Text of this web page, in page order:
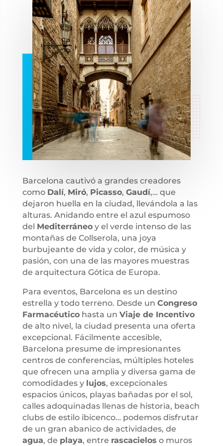
Barcelona cautivó a grandes creadores
como Dalí, Miró, Picasso, Gaudí,… que
dejaron huella en la ciudad, llevándola a las
alturas. Anidando entre el azul espumoso
del Mediterráneoy el verde intenso de las
montañas de Collserola, una joya
burbujeante de vida y color, de música y
pasión, con una de las mayores muestras
de arquitectura Gótica de Europa.
Para eventos, Barcelona es un destino
estrella y todo terreno. Desde un Congreso
Farmacéuticohasta un Viaje de Incentivo
de alto nivel, la ciudad presenta una oferta
excepcional. Fácilmente accesible,
Barcelona presume de impresionantes
centros de conferencias, múltiples hoteles
que ofrecen una amplia y diversa gama de
comodidades y lujos, excepcionales
espacios únicos, playas bañadas por el sol,
calles adoquinadas llenas de historia, beach
clubs de estilo ibicenco… podemos disfrutar
de un gran abanico de actividades, de
agua, de playa, entre rascacielos o muros